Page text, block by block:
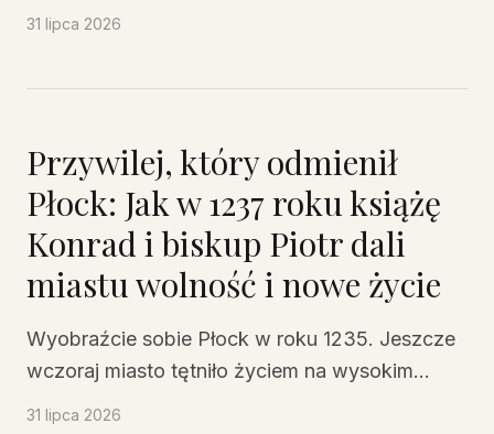
wszystkim dramatyczna opowieść o nadziei,
solidarności i ulicach miasta, które na chwilę
stały się areną wielkiej rewolucyjnej burzy.
31 lipca 2026
Przywilej, który odmienił
Płock: Jak w 1237 roku książę
Konrad i biskup Piotr dali
miastu wolność i nowe życie
Wyobraźcie sobie Płock w roku 1235. Jeszcze
wczoraj miasto tętniło życiem na wysokim
31 lipca 2026